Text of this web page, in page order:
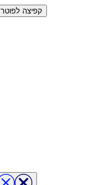
קפיצה לפוטר